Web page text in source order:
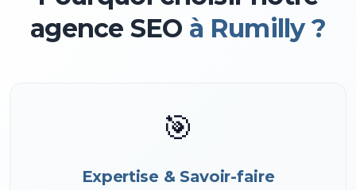
agence SEO à Rumilly ?
🎯
Expertise & Savoir-faire